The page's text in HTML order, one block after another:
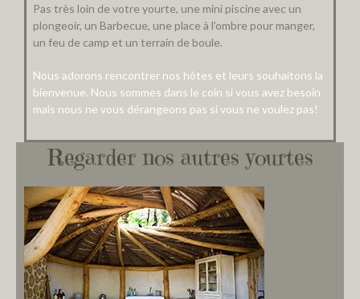
Pas très loin de votre yourte, une mini piscine avec un
plongeoir, un Barbecue, une place à l’ombre pour manger,
un feu de camp et un terrain de boule.
Nous adorons rencontrer nos hôtes et leurs souhaitons la
bienvenue. Nous sommes dans le coin si vous avez besoin
mais nous ne vous dérangeons pas si vous ne voulez pas!
Regarder nos autres yourtes